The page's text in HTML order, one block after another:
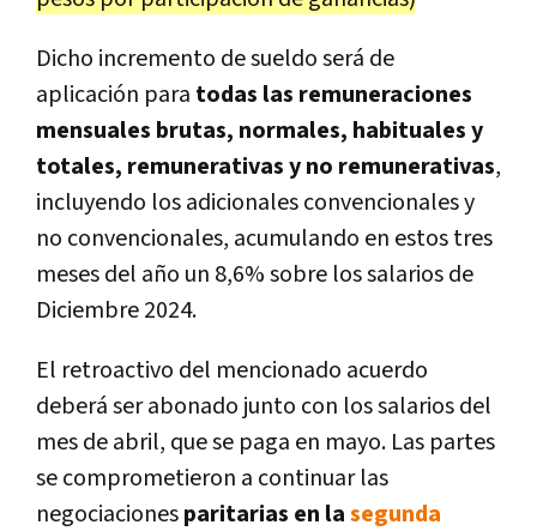
Dicho incremento de sueldo será de
aplicación para todas las remuneraciones
mensuales brutas, normales, habituales y
totales, remunerativas y no remunerativas,
incluyendo los adicionales convencionales y
no convencionales, acumulando en estos tres
meses del año un 8,6% sobre los salarios de
Diciembre 2024.
El retroactivo del mencionado acuerdo
deberá ser abonado junto con los salarios del
mes de abril, que se paga en mayo. Las partes
se comprometieron a continuar las
negociacionesparitarias en lasegunda